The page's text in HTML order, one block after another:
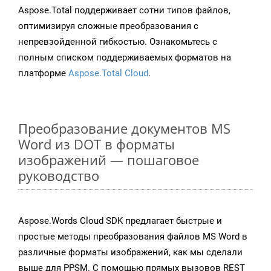
Aspose.Total поддерживает сотни типов файлов,
оптимизируя сложные преобразования с
непревзойденной гибкостью. Ознакомьтесь с
полным списком поддерживаемых форматов на
платформе Aspose.Total Cloud.
Преобразование документов MS
Word из DOT в форматы
изображений — пошаговое
руководство
Aspose.Words Cloud SDK предлагает быстрые и
простые методы преобразования файлов MS Word в
различные форматы изображений, как мы сделали
выше для PPSM. С помощью прямых вызовов REST